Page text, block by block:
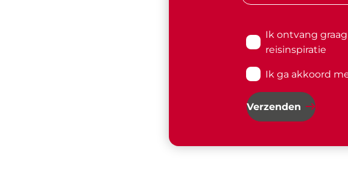
Ik ontvang
reisinspiratie
Ik ga akkoord
Verzenden